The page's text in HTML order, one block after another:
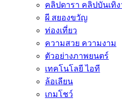
คลิปดารา คลิปบันเทิง
ผี สยองขวัญ
ท่องเที่ยว
ความสวย ความงาม
ตัวอย่างภาพยนตร์
เทคโนโลยี ไอที
ล้อเลียน
เกมโชว์